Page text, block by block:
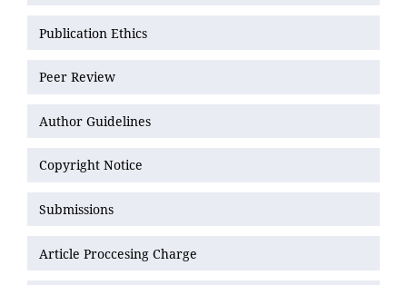
Publication Ethics
Peer Review
Author Guidelines
Copyright Notice
Submissions
Article Proccesing Charge